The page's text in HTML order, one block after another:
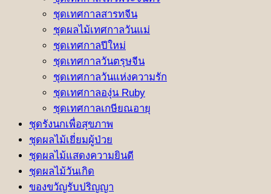
ชุดเทศกาลสารทจีน
ชุดผลไม้เทศกาลวันแม่
ชุดเทศกาลปีใหม่
ชุดเทศกาลวันตรุษจีน
ชุดเทศกาลวันแห่งความรัก
ชุดเทศกาลองุ่น Ruby
ชุดเทศกาลเกษียณอายุ
ชุดรังนกเพื่อสุขภาพ
ชุดผลไม้เยี่ยมผู้ป่วย
ชุดผลไม้แสดงความยินดี
ชุดผลไม้วันเกิด
ของขวัญรับปริญญา